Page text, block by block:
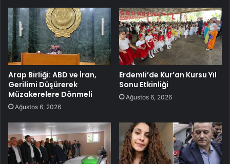
Arap Birliği: ABD ve İran,
Gerilimi Düşürerek
Müzakerelere Dönmeli
Ağustos 6, 2026
Erdemli’de Kur’an Kursu Yıl
Sonu Etkinliği
Ağustos 6, 2026